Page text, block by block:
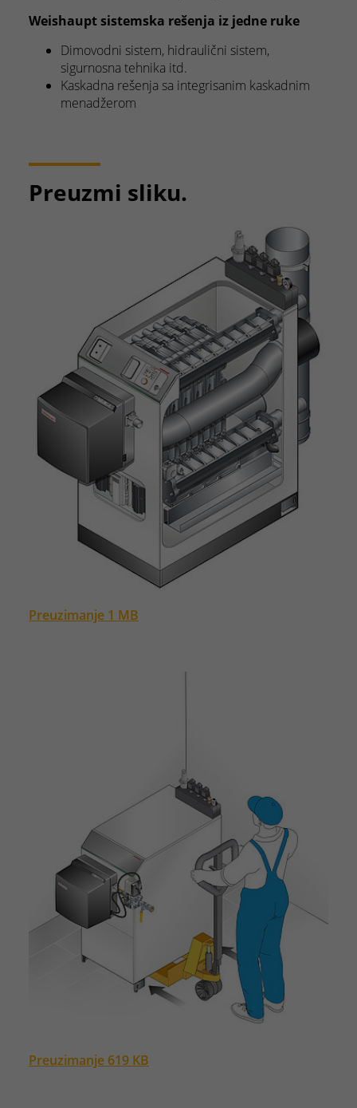
Weishaupt sistemska rešenja iz jedne ruke
Dimovodni sistem, hidraulični sistem,
sigurnosna tehnika itd.
Kaskadna rešenja sa integrisanim kaskadnim
menadžerom
Preuzmi sliku.
Preuzimanje 1 MB
Preuzimanje 619 KB